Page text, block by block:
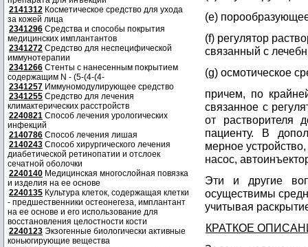
2141312 Косметическое средство для ухода
за кожей лица
2341296 Средства и способы покрытия
медицинских имплантантов
2341272 Средство для неспецифической
иммунотерапии
2341266 Стенты с нанесенным покрытием
содержащим N - (5-(4-(4-
2341257 Иммуномодулирующее средство
2341255 Средство для лечения
климактерических расстройств
2240821 Способ лечения урологических
инфекций
2140786 Способ лечения лишая
2140243 Способ хирургического лечения
диабетической ретинопатии и отслоек
сечатной оболочки
2240140 Медицинская многослойная повязка
и изделия на ее основе
2240135 Культура клеток, содержащая клетки
- предшественники остеонегеза, имплантант
на ее основе и его использование для
восстановления целостности кости
2240123 Экзогенные биологически активные
коньюгирующие вещества
(e)
(f) регулятор
связанный с
(g) осмотическое
причем, по
связанное с
от растворителя
пациенту. В
мерное
насос,
Эти и другие
осуществимы
учитывая
КРАТКОЕ